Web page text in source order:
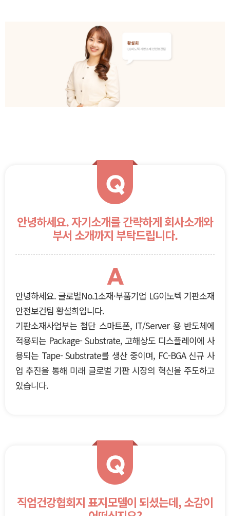
Q
안녕하세요. 자기소개를 간략하게 회사소개와
부서 소개까지 부탁드립니다.
A
안녕하세요. 글로벌No.1소재·부품기업 LG이노텍 기판소재
안전보건팀 황설희입니다.
기판소재사업부는 첨단 스마트폰, IT/Server 용 반도체에
적용되는 Package- Substrate, 고해상도 디스플레이에 사
용되는 Tape- Substrate를 생산 중이며, FC-BGA 신규 사
업 추진을 통해 미래 글로벌 기판 시장의 혁신을 주도하고
있습니다.
Q
직업건강협회지 표지모델이 되셨는데, 소감이